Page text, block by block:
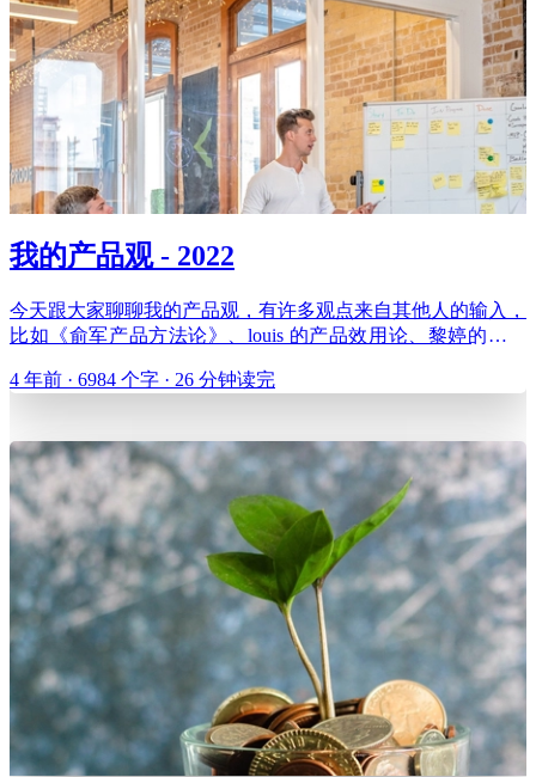
我的产品观 - 2022
今天跟大家聊聊我的产品观，有许多观点来自其他人的输入，
比如《俞军产品方法论》、louis 的产品效用论、黎婷的十倍
展我们的话题： 不懂用户，能做产品经理吗？ 我们交付给用
4 年前 · 6984 个字 · 26 分钟读完